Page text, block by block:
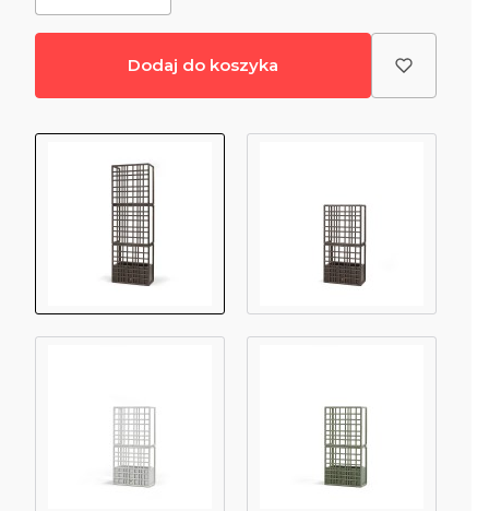
Dodaj do koszyka